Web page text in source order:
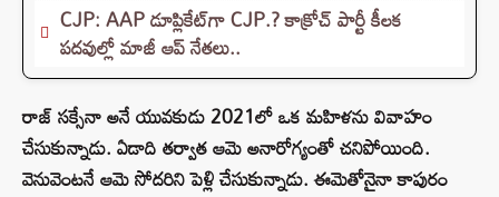
CJP: AAP డూప్లికేట్‌గా CJP.? కాక్రోచ్ పార్టీ కీలక
పదవుల్లో మాజీ ఆప్ నేతలు..
రాజ్‌ సక్సేనా అనే యువకుడు 2021లో ఒక మహిళను వివాహం
చేసుకున్నాడు. ఏడాది తర్వాత ఆమె అనారోగ్యంతో చనిపోయింది.
వెనువెంటనే ఆమె సోదరిని పెళ్లి చేసుకున్నాడు. ఈమెతోనైనా కాపురం